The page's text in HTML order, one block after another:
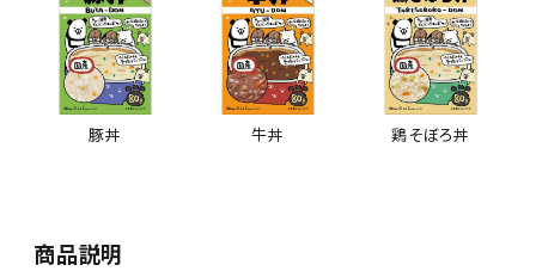
豚丼 牛丼 鶏そぼろ丼
商品説明